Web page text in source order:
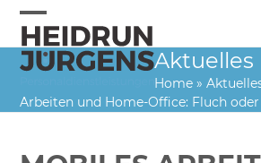
Skip
content
Open
mobile
menu
Close
mobile
menu
Aktuelles
Home »
Arbeiten und Home-Office: Fluch oder